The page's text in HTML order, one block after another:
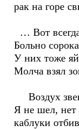
рак на горе
… Вот всегда
Больно
У них тоже
Молча взял
Воздух
Я не шел, нет
каблуки